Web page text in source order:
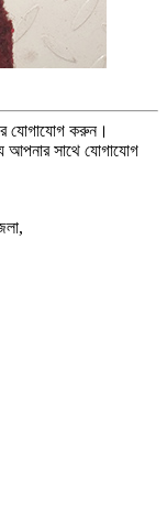
যোগাযোগ করুন।
আপনার সাথে যোগাযোগ